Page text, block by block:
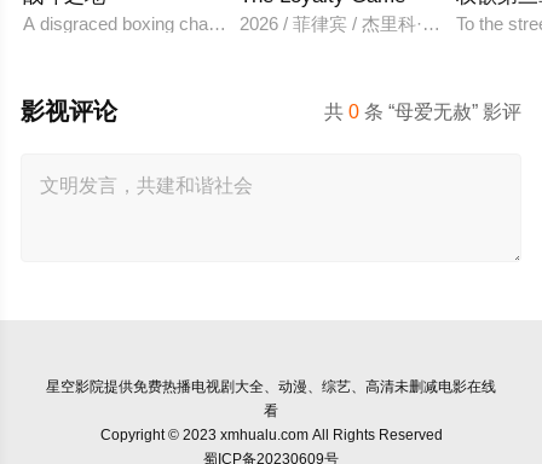
A disgraced boxing champion is released from prison and
2026 / 菲律宾 / 杰里科·罗萨雷斯,珍
To the
共0 条 “母爱无赦” 影评
影视评论
星空影院提供免费热播电视剧大全、动漫、综艺、高清未删减电影在线
看
Copyright © 2023 xmhualu.com All Rights Reserved
蜀ICP备20230609号